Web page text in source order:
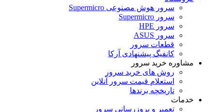
سرور هوش مصنوعی Supermicro
سرور Supermicro
سرور HPE
سرور ASUS
قطعات سرور
کانفیگ پیشنهادی آرکا
مشاوره خرید سرور
روش های خرید سرور
استعلام قیمت سرور آنلاین
تاریخچه برندها
خدمات
تعمیر و بروزرسانی سرور